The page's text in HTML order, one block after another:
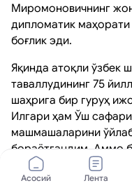
Миромоновичнинг
дипломатик
боғлик эди.
Яқинда атоқли ўзбек
таваллудининг 75
шаҳрига бир гуруҳ
Илгари ҳам Ўш
машмашаларини
бораётгандим. Аммо
Ўзбекистон
кўрсатиб, бемалол
Асосий Лента